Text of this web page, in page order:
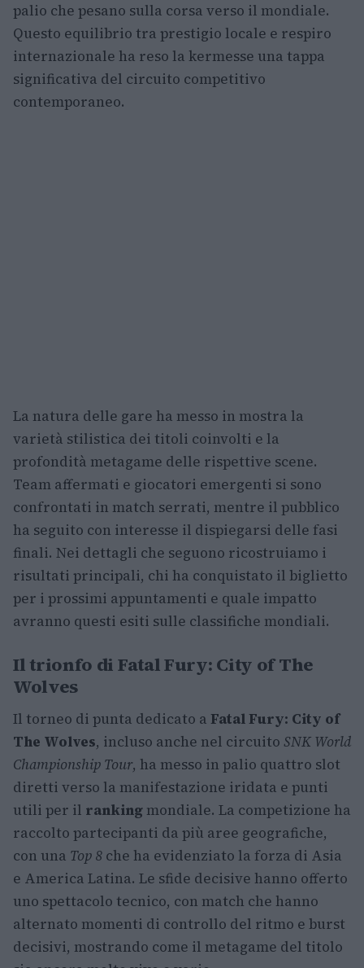
palio che pesano sulla corsa verso il mondiale.
Questo equilibrio tra prestigio locale e respiro
internazionale ha reso la kermesse una tappa
significativa del circuito competitivo
contemporaneo.
La natura delle gare ha messo in mostra la
varietà stilistica dei titoli coinvolti e la
profondità metagame delle rispettive scene.
Team affermati e giocatori emergenti si sono
confrontati in match serrati, mentre il pubblico
ha seguito con interesse il dispiegarsi delle fasi
finali. Nei dettagli che seguono ricostruiamo i
risultati principali, chi ha conquistato il biglietto
per i prossimi appuntamenti e quale impatto
avranno questi esiti sulle classifiche mondiali.
Il trionfo di Fatal Fury: City of The
Wolves
Il torneo di punta dedicato a Fatal Fury: City of
The Wolves, incluso anche nel circuito SNK World
Championship Tour, ha messo in palio quattro slot
diretti verso la manifestazione iridata e punti
utili per il ranking mondiale. La competizione ha
raccolto partecipanti da più aree geografiche,
con una Top 8 che ha evidenziato la forza di Asia
e America Latina. Le sfide decisive hanno offerto
uno spettacolo tecnico, con match che hanno
alternato momenti di controllo del ritmo e burst
decisivi, mostrando come il metagame del titolo